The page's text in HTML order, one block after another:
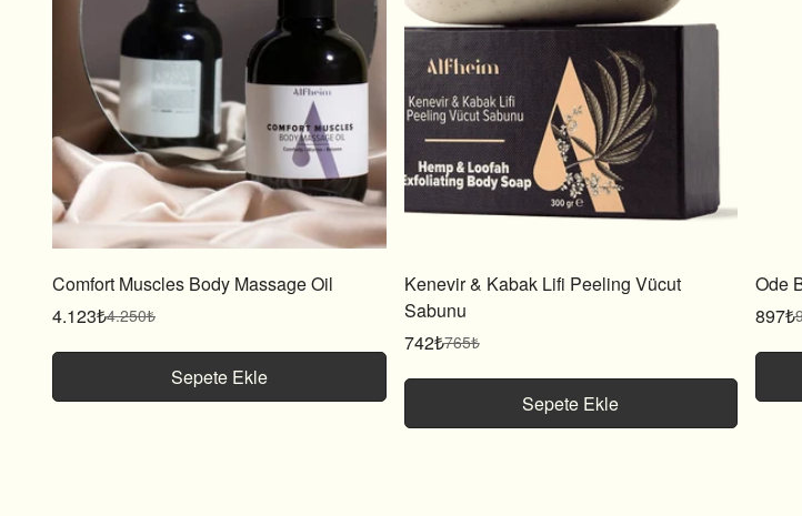
Comfort Muscles Body Massage Oil
Satış
fiyatı
4.123₺
Normal
fiyat
4.250₺
Sepete Ekle
Kenevir & Kabak Lifi Peeling Vücut
Sabunu
Satış
fiyatı
742₺
Normal
fiyat
765₺
Sepete Ekle
Ode
Satış
fiyatı
897₺
fiyat